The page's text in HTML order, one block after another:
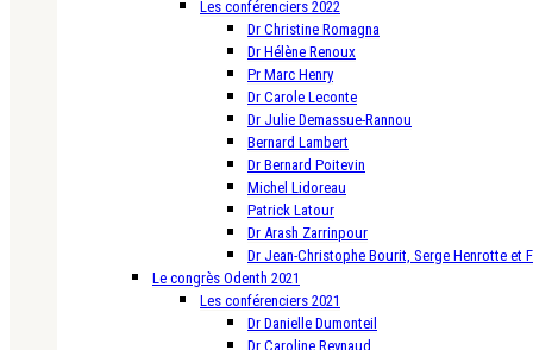
Les conférenciers 2022
Dr Christine Romagna
Dr Hélène Renoux
Pr Marc Henry
Dr Carole Leconte
Dr Julie Demassue-Rannou
Bernard Lambert
Dr Bernard Poitevin
Michel Lidoreau
Patrick Latour
Dr Arash Zarrinpour
Dr Jean-Christophe Bourit, Serge Henrotte et
Le congrès Odenth 2021
Les conférenciers 2021
Dr Danielle Dumonteil
Dr Caroline Reynaud